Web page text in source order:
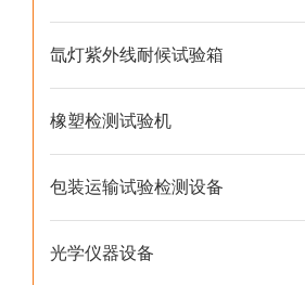
氙灯紫外线耐候试验箱
橡塑检测试验机
包装运输试验检测设备
光学仪器设备